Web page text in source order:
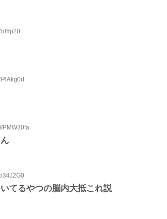
てるやつの脳内大抵これ説